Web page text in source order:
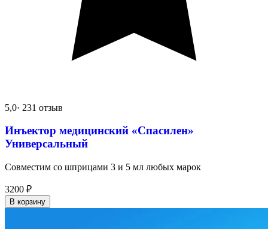
5,0· 231 отзыв
Инъектор медицинский «Спасилен»
Универсальный
Совместим со шприцами 3 и 5 мл любых марок
3200 ₽
В корзину